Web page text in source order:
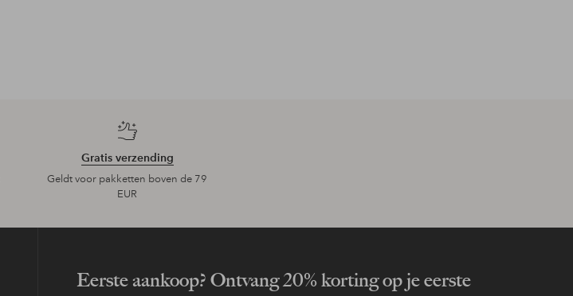
Gratis verzending
Geldt voor pakketten boven de 79
EUR
Eerste aankoop? Ontvang 20% korting op je eerste